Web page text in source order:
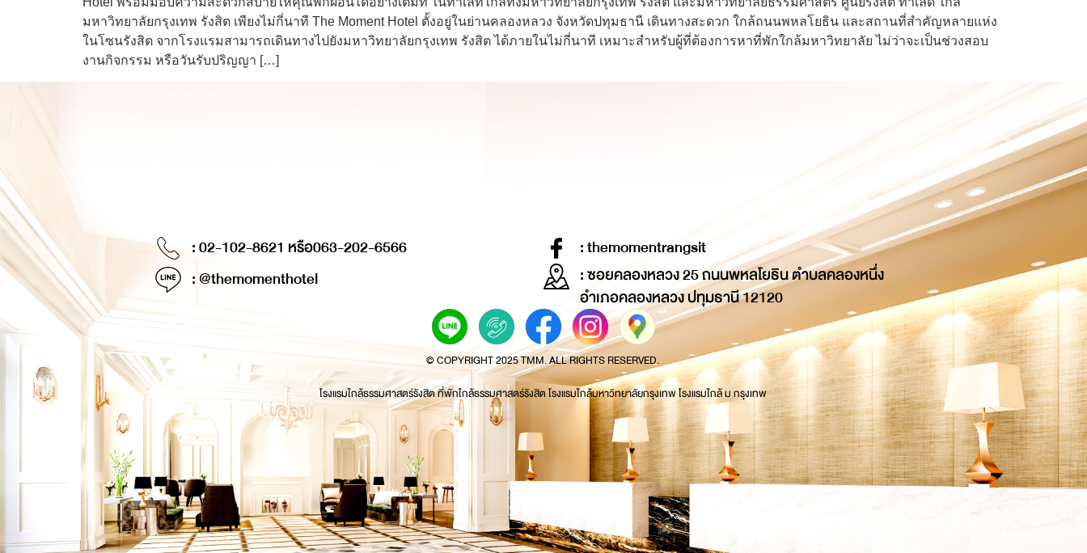
มหาวิทยาลัยกรุงเทพ รังสิต เพียงไม่กี่นาที The Moment Hotel ตั้งอยู่ในย่านคลองหลวง จังหวัดปทุมธานี เดินทางสะดวก ใกล้ถนนพหลโยธิน และสถานที่สำคัญหลายแห่ง
ในโซนรังสิต จากโรงแรมสามารถเดินทางไปยังมหาวิทยาลัยกรุงเทพ รังสิต ได้ภายในไม่กี่นาที เหมาะสำหรับผู้ที่ต้องการหาที่พักใกล้มหาวิทยาลัย ไม่ว่าจะเป็นช่วงสอบ
งานกิจกรรม หรือวันรับปริญญา […]
: 02-102-8621 หรือ063-202-6566
: @themomenthotel
: themomentrangsit
: ซอยคลองหลวง 25 ถนนพหลโยธิน ตำบลคลองหนึ่ง
อำเภอคลองหลวง ปทุมธานี 12120
© COPYRIGHT 2025 TMM. ALL RIGHTS RESERVED.
โรงแรมใกล้ธรรมศาสตร์รังสิต ที่พักใกล้ธรรมศาสตร์รังสิต โรงแรมใกล้มหาวิทยาลัยกรุงเทพ โรงแรมใกล้ ม กรุงเทพ